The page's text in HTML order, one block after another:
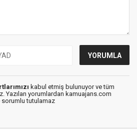
kabul etmiş bulunuyor ve tüm
Yazılan yorumlardan kamuajans.com
tutulamaz